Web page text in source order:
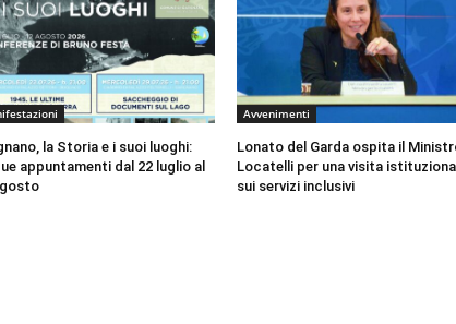
la Storia e i suoi luoghi:
appuntamenti dal 22 luglio al
Avvenimenti
Lonato del Garda ospita il
Locatelli per una visita
sui servizi inclusivi